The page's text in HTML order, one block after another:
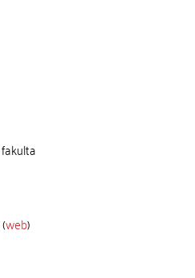
web)